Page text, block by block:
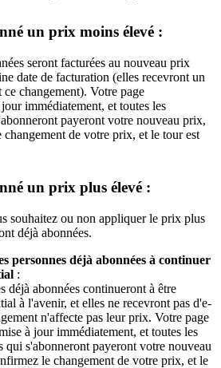
un prix moins élevé :
seront facturées au nouveau prix
date de facturation (elles recevront un
changement). Votre page
immédiatement, et toutes les
payeront votre nouveau prix,
de votre prix, et le tour est
un prix plus élevé :
souhaitez ou non appliquer le prix plus
déjà abonnées.
personnes déjà abonnées à continuer
:
déjà abonnées continueront à être
à l'avenir, et elles ne recevront pas d'e-
n'affecte pas leur prix. Votre page
à jour immédiatement, et toutes les
qui s'abonneront payeront votre nouveau
le changement de votre prix, et le